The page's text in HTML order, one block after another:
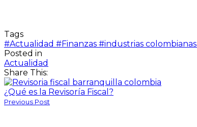
Tags
#Actualidad #Finanzas #industrias colombianas
Posted in
Actualidad
Share This:
¿Qué es la Revisoría Fiscal?
Previous Post